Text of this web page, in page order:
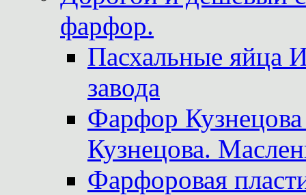
фарфор.
Пасхальные яйца
завода
Фарфор
Кузнецова.
Фарфоровая